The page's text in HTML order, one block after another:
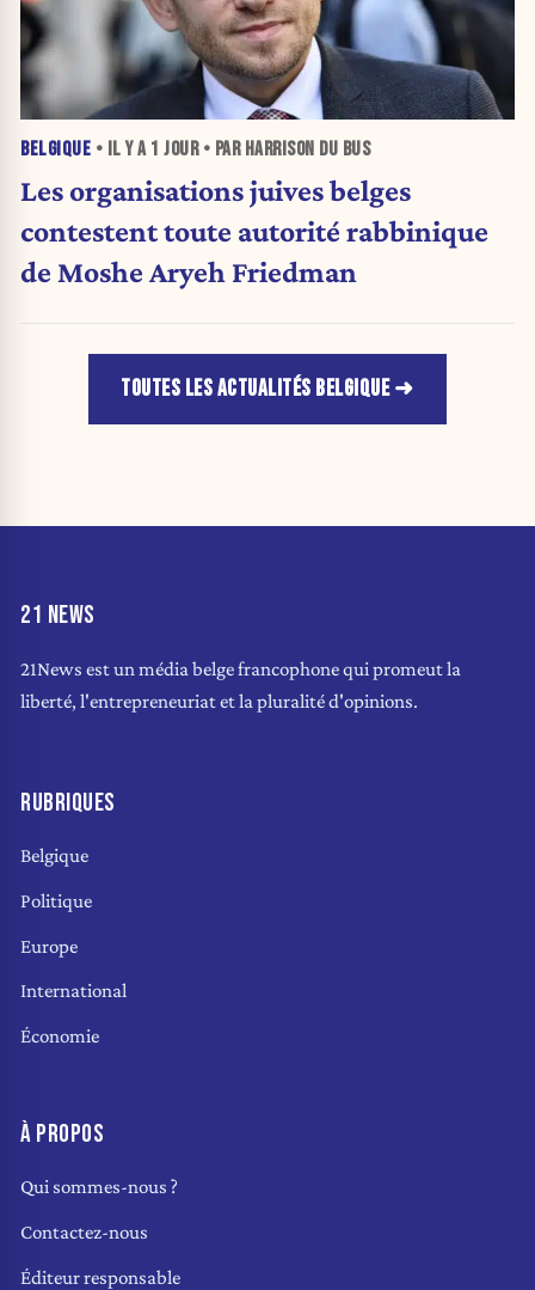
BELGIQUE • IL Y A 1 JOUR• PAR HARRISON DU BUS
Les organisations juives belges
contestent toute autorité rabbinique
de Moshe Aryeh Friedman
TOUTES LES ACTUALITÉS BELGIQUE
21 NEWS
21News est un média belge francophone qui promeut la
liberté, l'entrepreneuriat et la pluralité d'opinions.
RUBRIQUES
Belgique
Politique
Europe
International
Économie
À PROPOS
Qui sommes-nous ?
Contactez-nous
Éditeur responsable